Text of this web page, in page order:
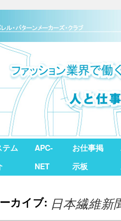
テム
APC-
NET
お仕事掲
示板
カイブ: 日本繊維新